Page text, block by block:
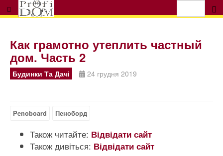
Как грамотно утеплить частный
дом. Часть 2
Будинки Та Дачі 24 грудня 2019
Penoboard Пеноборд
Також читайте: Відвідати сайт
Також дивіться: Відвідати сайт